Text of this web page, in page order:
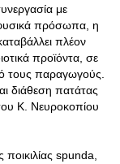
με
φυσικά πρόσωπα, η
πλέον
προϊόντα, σε
τους παραγωγούς.
διάθεση πατάτας
Κ. Νευροκοπίου
spunda,